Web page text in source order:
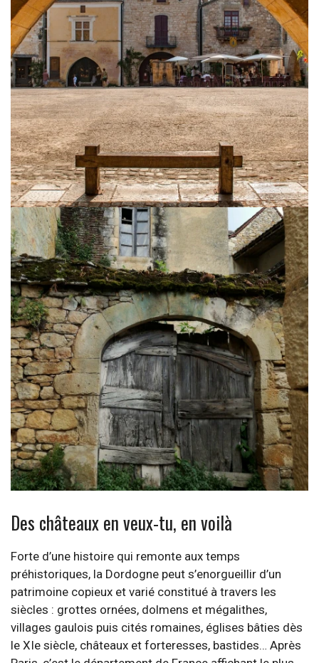
Des châteaux en veux-tu, en voilà
Forte d’une histoire qui remonte aux temps
préhistoriques, la Dordogne peut s’enorgueillir d’un
patrimoine copieux et varié constitué à travers les
siècles : grottes ornées, dolmens et mégalithes,
villages gaulois puis cités romaines, églises bâties dès
le XIe siècle, châteaux et forteresses, bastides… Après